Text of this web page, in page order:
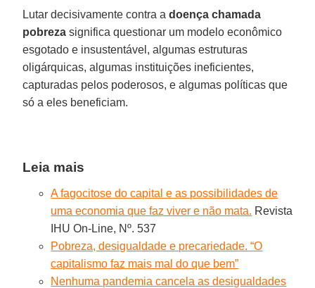
Lutar decisivamente contra adoença chamada
pobreza significa questionar um modelo econômico
esgotado e insustentável, algumas estruturas
oligárquicas, algumas instituições ineficientes,
capturadas pelos poderosos, e algumas políticas que
só a eles beneficiam.
Leia mais
A fagocitose do capital e as possibilidades de
uma economia que faz viver e não mata. Revista
IHU On-Line, Nº. 537
Pobreza, desigualdade e precariedade. “O
capitalismo faz mais mal do que bem”
Nenhuma pandemia cancela as desigualdades